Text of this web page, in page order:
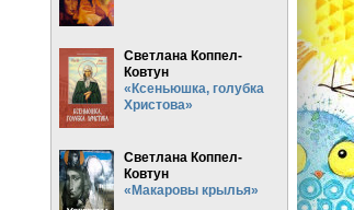
Светлана Коппел-
Ковтун
«Ксеньюшка, голубка
Христова»
Светлана Коппел-
Ковтун
«Макаровы крылья»